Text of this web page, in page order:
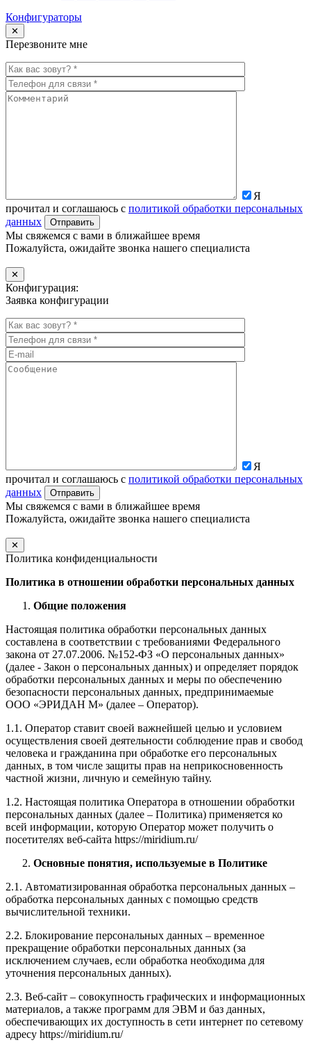
Конфигураторы
✕
Перезвоните мне
Я
прочитал и соглашаюсь с политикой обработки персональных
данных
Мы свяжемся с вами в ближайшее время
Пожалуйста, ожидайте звонка нашего специалиста
✕
Конфигурация:
Заявка конфигурации
Я
прочитал и соглашаюсь с политикой обработки персональных
данных
Мы свяжемся с вами в ближайшее время
Пожалуйста, ожидайте звонка нашего специалиста
✕
Политика конфиденциальности
Политика в отношении обработки персональных данных
Общие положения
Настоящая политика обработки персональных данных
составлена в соответствии с требованиями Федерального
закона от 27.07.2006. №152-ФЗ «О персональных данных»
(далее - Закон о персональных данных) и определяет порядок
обработки персональных данных и меры по обеспечению
безопасности персональных данных, предпринимаемые
ООО «ЭРИДАН М» (далее – Оператор).
1.1. Оператор ставит своей важнейшей целью и условием
осуществления своей деятельности соблюдение прав и свобод
человека и гражданина при обработке его персональных
данных, в том числе защиты прав на неприкосновенность
частной жизни, личную и семейную тайну.
1.2. Настоящая политика Оператора в отношении обработки
персональных данных (далее – Политика) применяется ко
всей информации, которую Оператор может получить о
посетителях веб-сайта https://miridium.ru/
Основные понятия, используемые в Политике
2.1. Автоматизированная обработка персональных данных –
обработка персональных данных с помощью средств
вычислительной техники.
2.2. Блокирование персональных данных – временное
прекращение обработки персональных данных (за
исключением случаев, если обработка необходима для
уточнения персональных данных).
2.3. Веб-сайт – совокупность графических и информационных
материалов, а также программ для ЭВМ и баз данных,
обеспечивающих их доступность в сети интернет по сетевому
адресу https://miridium.ru/